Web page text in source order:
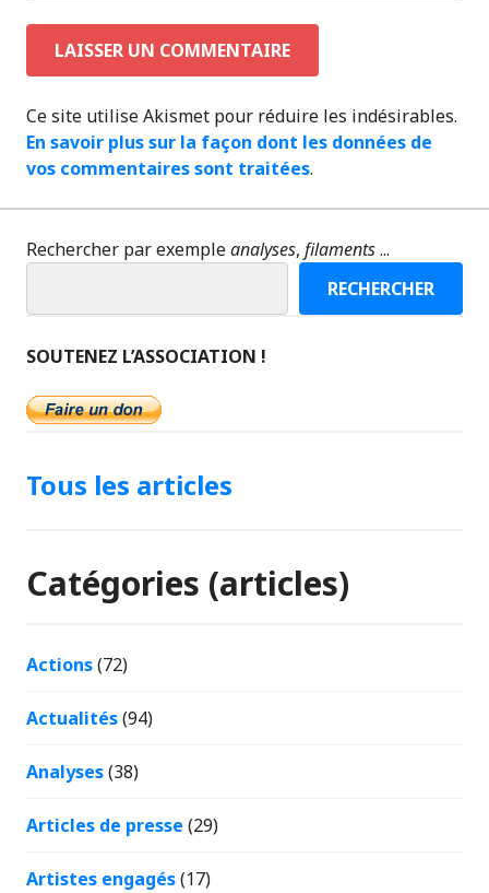
Ce site utilise Akismet pour réduire les indésirables.
En savoir plus sur la façon dont les données de
vos commentaires sont traitées.
Rechercher par exempleanalyses, filaments...
RECHERCHER
SOUTENEZ L’ASSOCIATION !
Tous les articles
Catégories (articles)
Actions(72)
Actualités(94)
Analyses(38)
Articles de presse (29)
Artistes engagés(17)